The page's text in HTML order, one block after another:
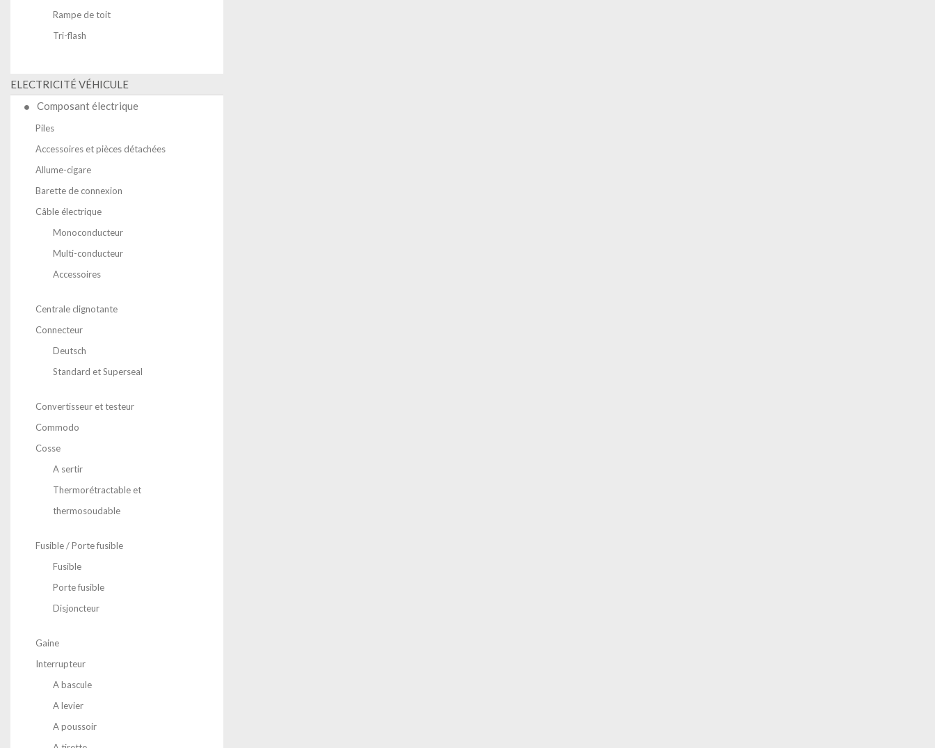
Rampe de toit
Tri-flash
ELECTRICITÉ VÉHICULE
Composant électrique
Piles
Accessoires et pièces détachées
Allume-cigare
Barette de connexion
Câble électrique
Monoconducteur
Multi-conducteur
Accessoires
Centrale clignotante
Connecteur
Deutsch
Standard et Superseal
Convertisseur et testeur
Commodo
Cosse
A sertir
Thermorétractable et
thermosoudable
Fusible / Porte fusible
Fusible
Porte fusible
Disjoncteur
Gaine
Interrupteur
A bascule
A levier
A poussoir